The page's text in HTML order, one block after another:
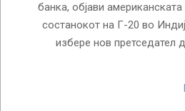
банка, објави
состанокот на Г-20 во
избере нов претседател